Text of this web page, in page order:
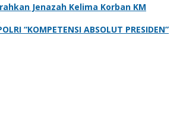
Jenazah Kelima Korban KM
“KOMPETENSI ABSOLUT PRESIDEN”